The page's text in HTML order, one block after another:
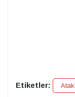
Etiketler: